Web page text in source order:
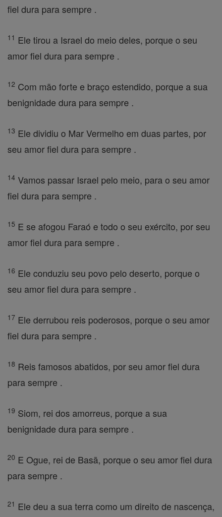
fiel dura para sempre .
11 Ele tirou a Israel do meio deles, porque o seu
amor fiel dura para sempre .
12 Com mão forte e braço estendido, porque a sua
benignidade dura para sempre .
13 Ele dividiu o Mar Vermelho em duas partes, por
seu amor fiel dura para sempre .
14 Vamos passar Israel pelo meio, para o seu amor
fiel dura para sempre .
15 E se afogou Faraó e todo o seu exército, por seu
amor fiel dura para sempre .
16 Ele conduziu seu povo pelo deserto, porque o
seu amor fiel dura para sempre .
17 Ele derrubou reis poderosos, porque o seu amor
fiel dura para sempre .
18 Reis famosos abatidos, por seu amor fiel dura
para sempre .
19 Siom, rei dos amorreus, porque a sua
benignidade dura para sempre .
20 E Ogue, rei de Basã, porque o seu amor fiel dura
para sempre .
21 Ele deu a sua terra como um direito de nascença,